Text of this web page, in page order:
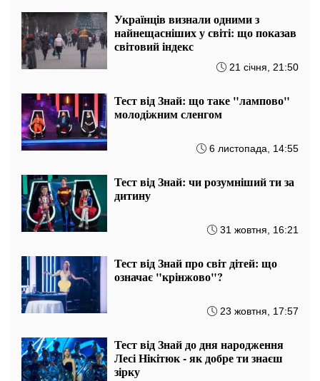
Українців визнали одними з
найнещасніших у світі: що показав
світовий індекс
21 січня, 21:50
Тест від Знай: що таке "лампово"
молодіжним сленгом
6 листопада, 14:55
Тест від Знай: чи розумніший ти за
дитину
31 жовтня, 16:21
Тест від Знай про світ дітей: що
означає "крінжово"?
23 жовтня, 17:57
Тест від Знай до дня народження
Лесі Нікітюк - як добре ти знаєш
зірку